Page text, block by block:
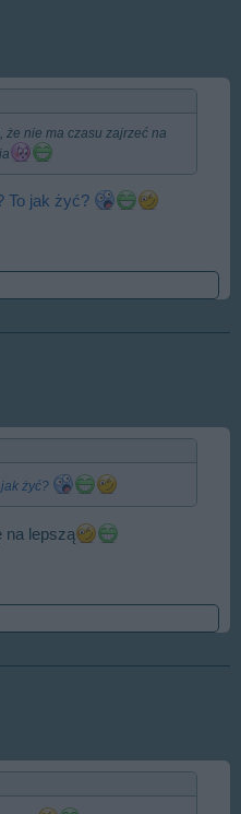
że nie ma czasu zajrzeć na
To jak żyć?
żyć?
na lepszą